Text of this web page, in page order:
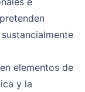
elementos de
y la